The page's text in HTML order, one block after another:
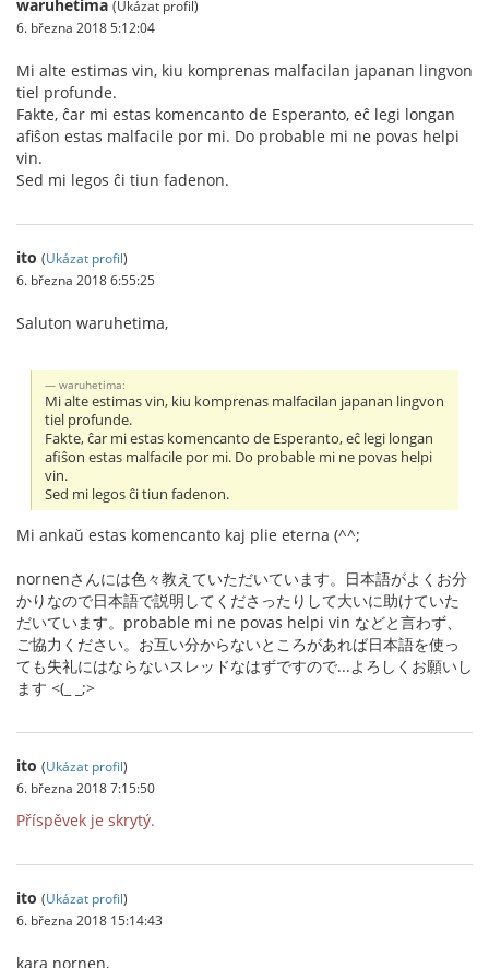
waruhetima (Ukázat profil)
6. března 2018 5:12:04
Mi alte estimas vin, kiu komprenas malfacilan japanan lingvon
tiel profunde.
Fakte, ĉar mi estas komencanto de Esperanto, eĉ legi longan
afiŝon estas malfacile por mi. Do probable mi ne povas helpi
vin.
Sed mi legos ĉi tiun fadenon.
ito (Ukázat profil)
6. března 2018 6:55:25
Saluton waruhetima,
waruhetima:
Mi alte estimas vin, kiu komprenas malfacilan japanan lingvon
tiel profunde.
Fakte, ĉar mi estas komencanto de Esperanto, eĉ legi longan
afiŝon estas malfacile por mi. Do probable mi ne povas helpi
vin.
Sed mi legos ĉi tiun fadenon.
Mi ankaŭ estas komencanto kaj plie eterna (^^;
nornenさんには色々教えていただいています。日本語がよくお分
かりなので日本語で説明してくださったりして大いに助けていた
だいています。probable mi ne povas helpi vin などと言わず、
ご協力ください。お互い分からないところがあれば日本語を使っ
ても失礼にはならないスレッドなはずですので...よろしくお願いし
ます <(_ _;>
ito (Ukázat profil)
6. března 2018 7:15:50
Příspěvek je skrytý.
ito (Ukázat profil)
6. března 2018 15:14:43
kara nornen,